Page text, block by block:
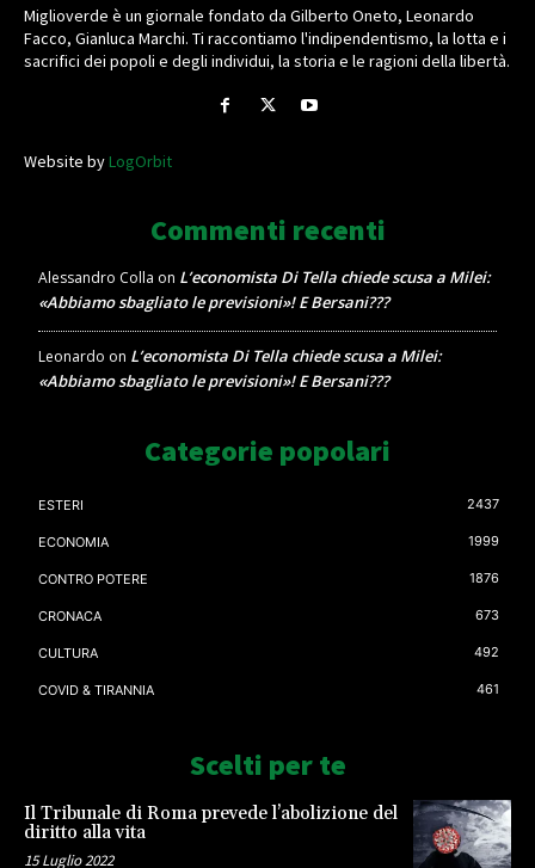
Miglioverde è un giornale fondato da Gilberto Oneto, Leonardo
Facco, Gianluca Marchi. Ti raccontiamo l'indipendentismo, la lotta e i
sacrifici dei popoli e degli individui, la storia e le ragioni della libertà.
Website byLogOrbit
Commenti recenti
Alessandro Colla on L’economista Di Tella chiede scusa a Milei:
«Abbiamo sbagliato le previsioni»! E Bersani???
Leonardo on L’economista Di Tella chiede scusa a Milei:
«Abbiamo sbagliato le previsioni»! E Bersani???
Categorie popolari
ESTERI 2437
ECONOMIA 1999
CONTRO POTERE 1876
CRONACA 673
CULTURA 492
COVID & TIRANNIA 461
Scelti per te
Il Tribunale di Roma prevede l’abolizione del
diritto alla vita
15 Luglio 2022